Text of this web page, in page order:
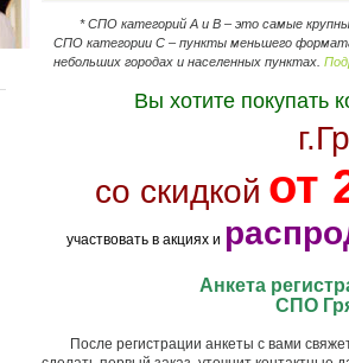
* СПО категорий А и В – это самые
СПО категории C – пункты меньшего
небольших городах и населенных пунктах.
Вы хотите покупать
со скидкой от
участвовать в акциях и
Анкета
СПО
После регистрации анкеты с вами